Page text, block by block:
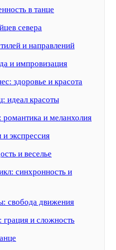
в танце
севера
и направлений
и импровизация
здоровье и красота
идеал красоты
и меланхолия
экспрессия
и веселье
синхронность и
свобода движения
и сложность